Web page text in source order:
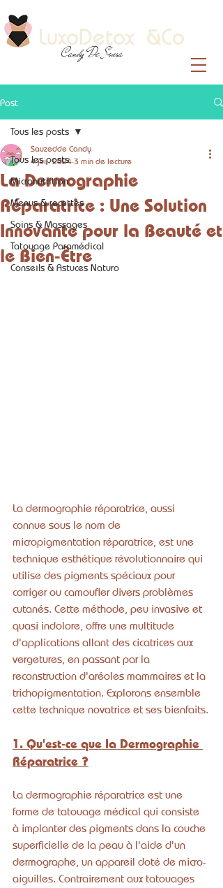
Candy De Sousa
LuxoDetox &Co
Post
Tous les posts
Micronutrition
Menus & recettes
Soins & Massages
Tatouage Paramédical
Conseils & Astuces Naturo
Tous les posts
La Dermographie
Réparatrice : Une Solution
Innovante pour la Beauté et
le Bien-Être
Sauzedde Candy
4 juil. 2024 3 min de lecture
La dermographie réparatrice, aussi
connue sous le nom de
micropigmentation réparatrice, est une
technique esthétique révolutionnaire qui
utilise des pigments spéciaux pour
corriger ou camoufler divers problèmes
cutanés. Cette méthode, peu invasive et
quasi indolore, offre une multitude
d'applications allant des cicatrices aux
vergetures, en passant par la
reconstruction d'aréoles mammaires et la
trichopigmentation. Explorons ensemble
cette technique novatrice et ses bienfaits.
1. Qu'est-ce que la Dermographie
Réparatrice ?
La dermographie réparatrice est une
forme de tatouage médical qui consiste
à implanter des pigments dans la couche
superficielle de la peau à l'aide d'un
dermographe, un appareil doté de micro-
aiguilles. Contrairement aux tatouages